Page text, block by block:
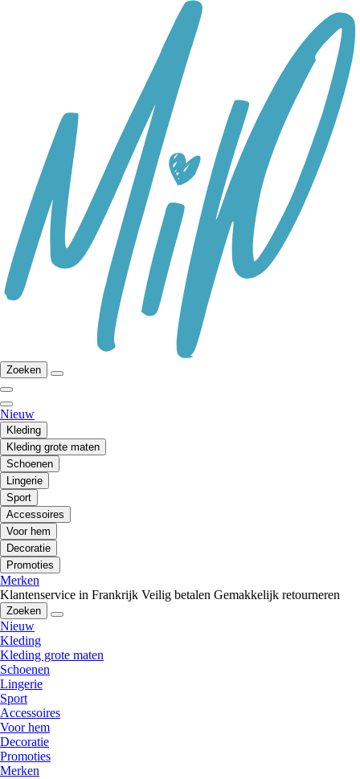
Zoeken
Nieuw
Kleding
Kleding grote maten
Schoenen
Lingerie
Sport
Accessoires
Voor hem
Decoratie
Promoties
Merken
Klantenservice in Frankrijk Veilig betalen Gemakkelijk retourneren
Zoeken
Nieuw
Kleding
Kleding grote maten
Schoenen
Lingerie
Sport
Accessoires
Voor hem
Decoratie
Promoties
Merken